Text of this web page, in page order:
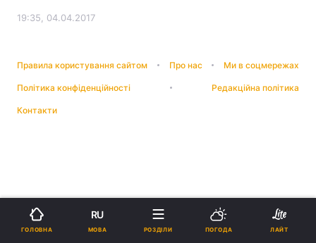
19:35, 04.04.2017
Правила користування сайтом Про нас Ми в соцмережах
Політика конфіденційності Редакційна політика
Контакти
ГОЛОВНА
RU
МОВА РОЗДІЛИ ПОГОДА ЛАЙТ